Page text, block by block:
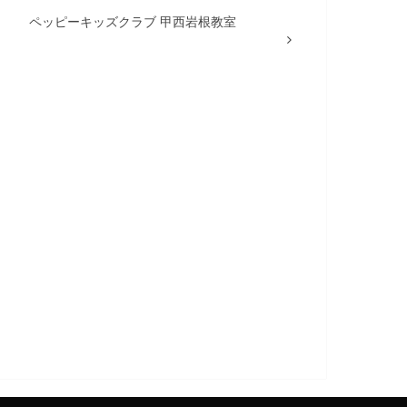
ペッピーキッズクラブ 甲西岩根教室